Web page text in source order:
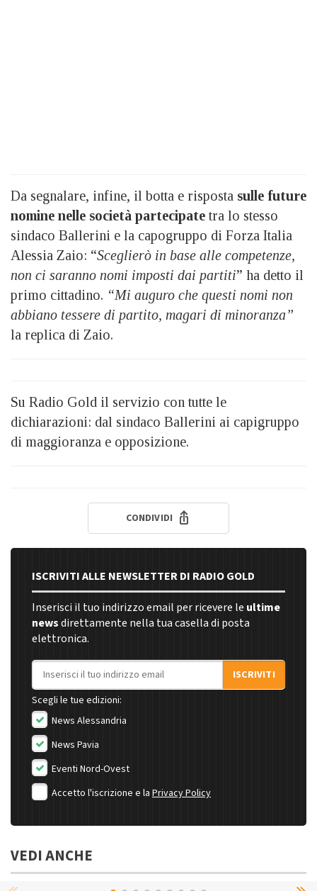
Da segnalare, infine, il botta e risposta sulle future
nomine nelle società partecipate tra lo stesso
sindaco Ballerini e la capogruppo di Forza Italia
Alessia Zaio: “Sceglierò in base alle competenze,
non ci saranno nomi imposti dai partiti” ha detto il
primo cittadino. “Mi auguro che questi nomi non
abbiano tessere di partito, magari di minoranza”
la replica di Zaio.
Su Radio Gold il servizio con tutte le
dichiarazioni: dal sindaco Ballerini ai capigruppo
di maggioranza e opposizione.
CONDIVIDI
ISCRIVITI ALLE NEWSLETTER DI RADIO GOLD
Inserisci il tuo indirizzo email per ricevere le ultime
newsdirettamente nella tua casella di posta
elettronica.
Indirizzo email
ISCRIVITI
Scegli le tue edizioni:
News Alessandria
News Pavia
Eventi Nord-Ovest
Accetto l'iscrizione e la Privacy Policy
VEDI ANCHE